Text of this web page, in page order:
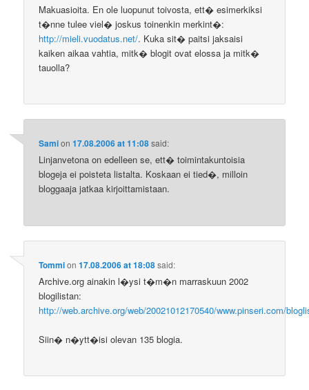
Makuasioita. En ole luopunut toivosta, ett� esimerkiksi
t�nne tulee viel� joskus toinenkin merkint�:
http://mieli.vuodatus.net/. Kuka sit� paitsi jaksaisi
kaiken aikaa vahtia, mitk� blogit ovat elossa ja mitk�
tauolla?
Samion17.08.2006 at 11:08said:
Linjanvetona on edelleen se, ett� toimintakuntoisia
blogeja ei poisteta listalta. Koskaan ei tied�, milloin
bloggaaja jatkaa kirjoittamistaan.
Tommion17.08.2006 at 18:08said:
Archive.org ainakin l�ysi t�m�n marraskuun 2002
blogilistan:
http://web.archive.org/web/20021012170540/www.pinseri.com/
Siin� n�ytt�isi olevan 135 blogia.